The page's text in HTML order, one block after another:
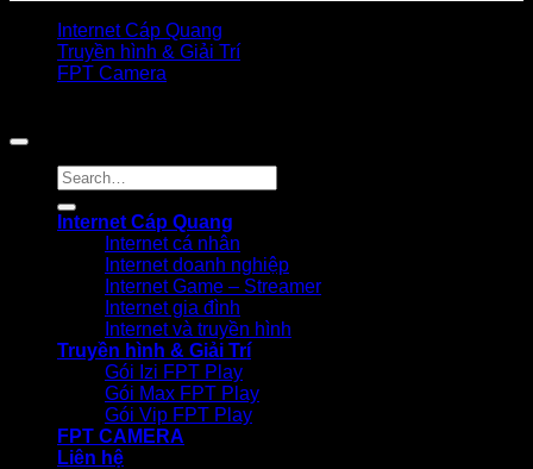
Internet Cáp Quang
Truyền hình & Giải Trí
FPT Camera
Internet Cáp Quang
Internet cá nhân
Internet doanh nghiệp
Internet Game – Streamer
Internet gia đình
Internet và truyền hình
Truyền hình & Giải Trí
Gói Izi FPT Play
Gói Max FPT Play
Gói Vip FPT Play
FPT CAMERA
Liên hệ